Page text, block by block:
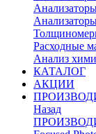
Расходные
Анализ
КАТАЛОГ
АКЦИИ
Назад